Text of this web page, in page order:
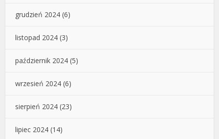
grudzień 2024 (6)
listopad 2024 (3)
październik 2024 (5)
wrzesień 2024 (6)
sierpień 2024 (23)
lipiec 2024 (14)